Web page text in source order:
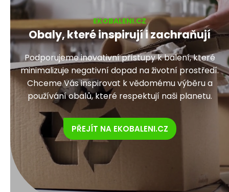
EKOBALENI.CZ
Obaly, které inspirují i zachraňují
Podporujeme inovativní přístupy k balení, které
minimalizuje negativní dopad na životní prostředí.
Chceme Vás inspirovat k vědomému výběru a
používání obalů, které respektují naši planetu.
PŘEJÍT NA EKOBALENI.CZ